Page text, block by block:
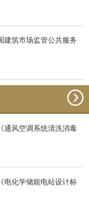
建筑市场监管公共服务
通风空调系统清洗消毒
电化学储能电站设计标